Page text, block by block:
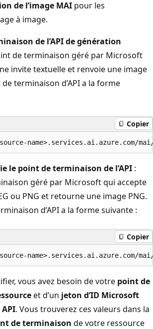
de l’image MAI pour les
à image.
de l’API de génération
de terminaison géré par Microsoft
invite textuelle et renvoie une image
de terminaison d’API a la forme
Copier
le point de terminaison de l’API :
géré par Microsoft qui accepte
ou PNG et retourne une image PNG.
d’API a la forme suivante :
Copier
vous avez besoin de votre point de
et d’un jeton d’ID Microsoft
. Vous trouverez ces valeurs dans la
de terminaison de votre ressource